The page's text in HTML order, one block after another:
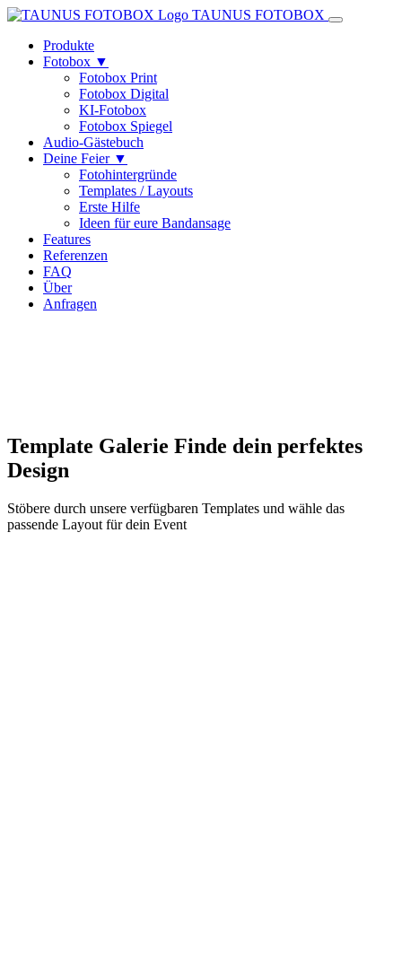
TAUNUS FOTOBOX
Produkte
Fotobox ▼
Fotobox Print
Fotobox Digital
KI-Fotobox
Fotobox Spiegel
Audio-Gästebuch
Deine Feier ▼
Fotohintergründe
Templates / Layouts
Erste Hilfe
Ideen für eure Bandansage
Features
Referenzen
FAQ
Über
Anfragen
Template Galerie Finde dein perfektes
Design
Stöbere durch unsere verfügbaren Templates und wähle das
passende Layout für dein Event